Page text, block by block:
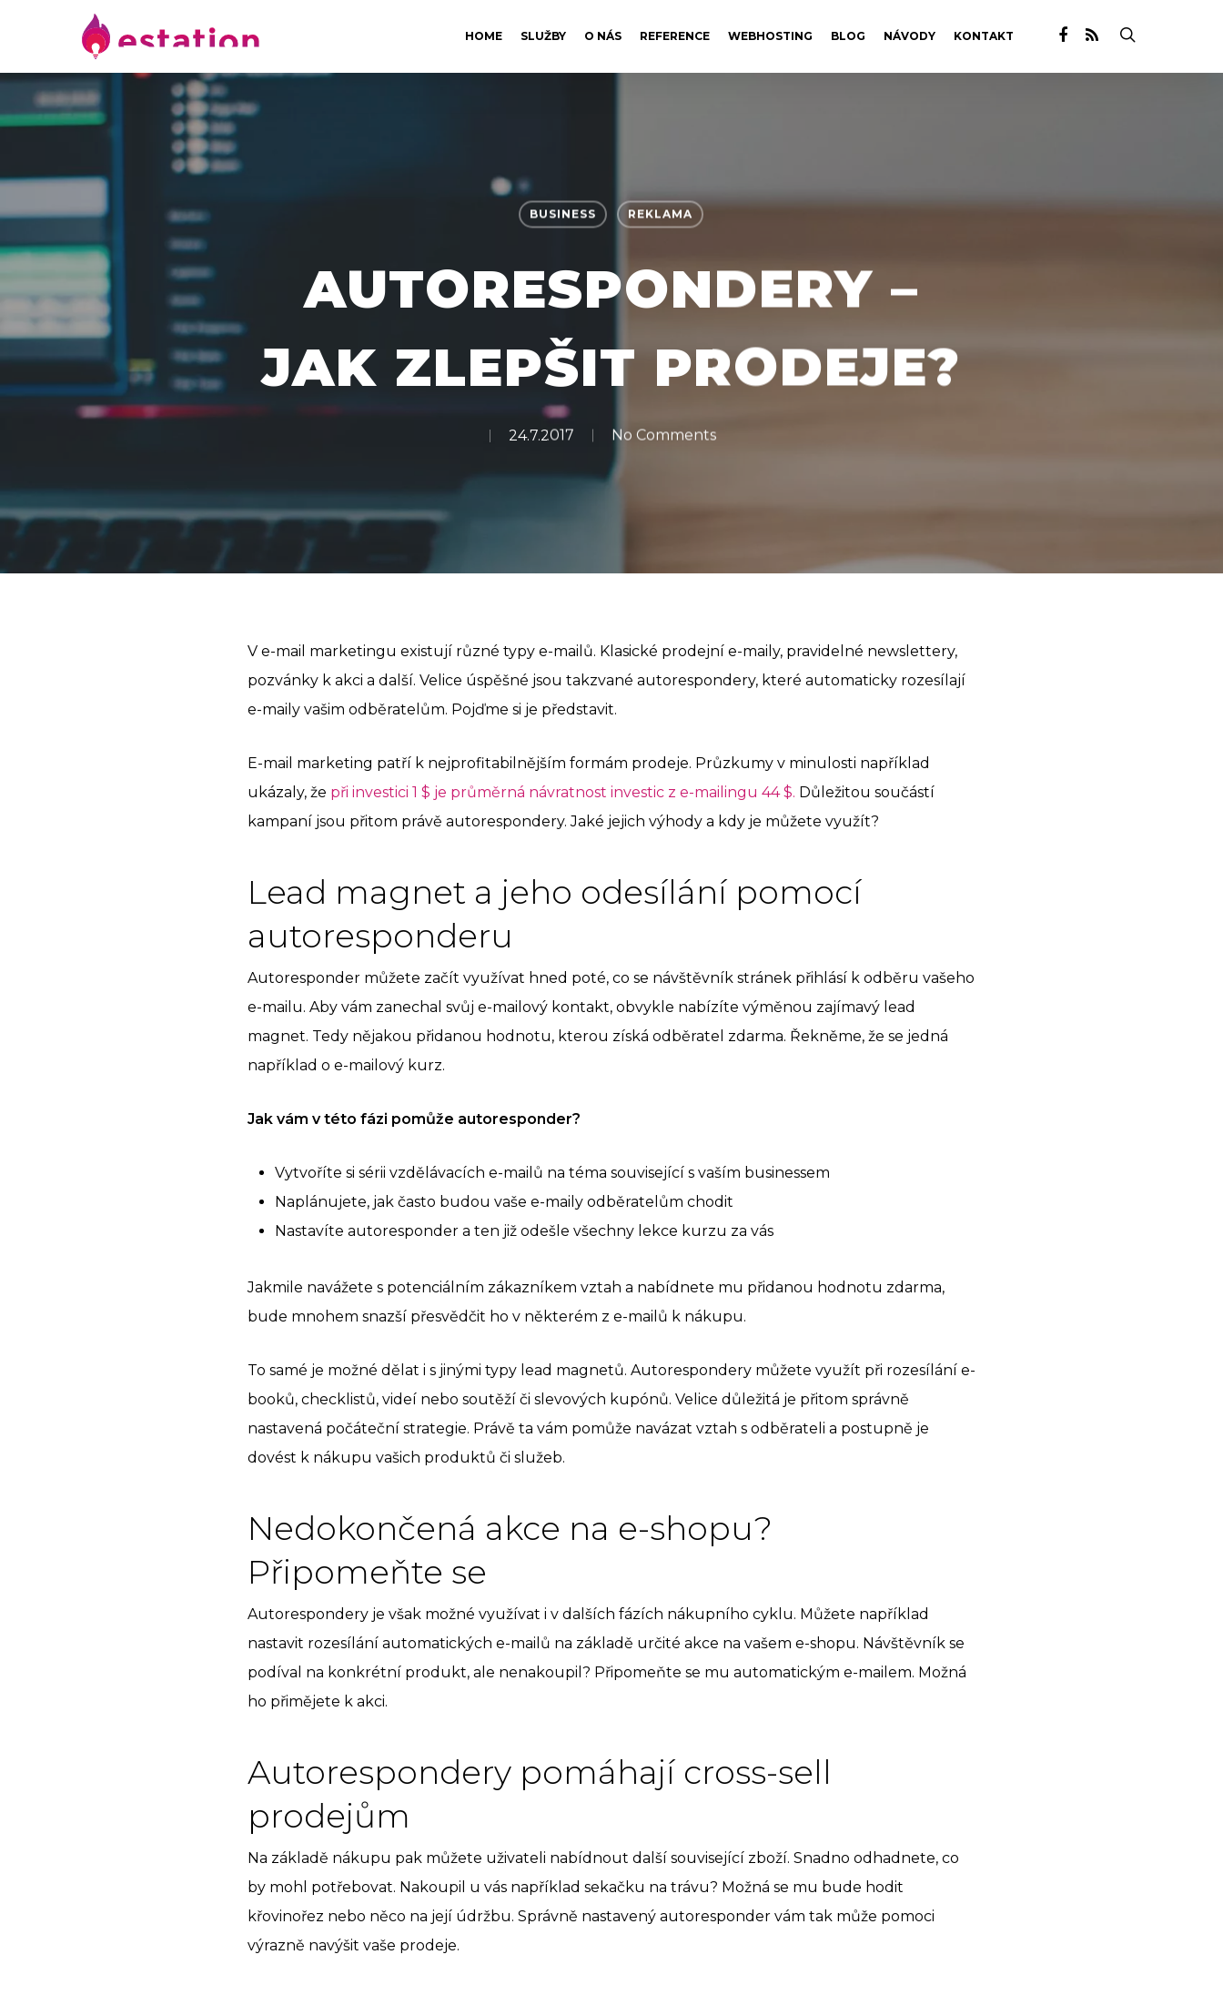
HOME SLUŽBY O NÁS REFERENCE WEBHOSTING BLOG NÁVODY KONTAKT
BUSINESS REKLAMA
AUTORESPONDERY –
JAK ZLEPŠIT PRODEJE?
24.7.2017 No Comments
V e-mail marketingu existují různé typy e-mailů. Klasické prodejní e-maily, pravidelné newslettery,
pozvánky k akci a další. Velice úspěšné jsou takzvané autorespondery, které automaticky rozesílají
e-maily vašim odběratelům. Pojďme si je představit.
E-mail marketing patří k nejprofitabilnějším formám prodeje. Průzkumy v minulosti například
ukázaly, že při investici 1 $ je průměrná návratnost investic z e-mailingu 44 $. Důležitou součástí
kampaní jsou přitom právě autorespondery. Jaké jejich výhody a kdy je můžete využít?
Lead magnet a jeho odesílání pomocí
autoresponderu
Autoresponder můžete začít využívat hned poté, co se návštěvník stránek přihlásí k odběru vašeho
e-mailu. Aby vám zanechal svůj e-mailový kontakt, obvykle nabízíte výměnou zajímavý lead
magnet. Tedy nějakou přidanou hodnotu, kterou získá odběratel zdarma. Řekněme, že se jedná
například o e-mailový kurz.
Jak vám v této fázi pomůže autoresponder?
Vytvoříte si sérii vzdělávacích e-mailů na téma související s vaším businessem
Naplánujete, jak často budou vaše e-maily odběratelům chodit
Nastavíte autoresponder a ten již odešle všechny lekce kurzu za vás
Jakmile navážete s potenciálním zákazníkem vztah a nabídnete mu přidanou hodnotu zdarma,
bude mnohem snazší přesvědčit ho v některém z e-mailů k nákupu.
To samé je možné dělat i s jinými typy lead magnetů. Autorespondery můžete využít při rozesílání e-
booků, checklistů, videí nebo soutěží či slevových kupónů. Velice důležitá je přitom správně
nastavená počáteční strategie. Právě ta vám pomůže navázat vztah s odběrateli a postupně je
dovést k nákupu vašich produktů či služeb.
Nedokončená akce na e-shopu?
Připomeňte se
Autorespondery je však možné využívat i v dalších fázích nákupního cyklu. Můžete například
nastavit rozesílání automatických e-mailů na základě určité akce na vašem e-shopu. Návštěvník se
podíval na konkrétní produkt, ale nenakoupil? Připomeňte se mu automatickým e-mailem. Možná
ho přimějete k akci.
Autorespondery pomáhají cross-sell
prodejům
Na základě nákupu pak můžete uživateli nabídnout další související zboží. Snadno odhadnete, co
by mohl potřebovat. Nakoupil u vás například sekačku na trávu? Možná se mu bude hodit
křovinořez nebo něco na její údržbu. Správně nastavený autoresponder vám tak může pomoci
výrazně navýšit vaše prodeje.